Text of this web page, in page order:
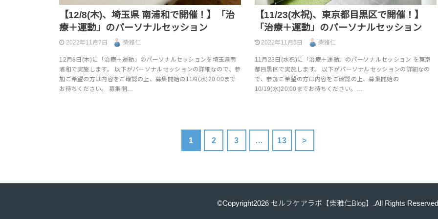
【12/8(木)、埼玉県 南浦和で開催！】「治
療＋運動」のパーソナルセッション
2022年11月7日 柴雅仁
12月8日(木)に「治療＋運動」のパーソナルセッションを埼玉県南
浦和で実施します。 以下がパーソナルセッションの詳細なので、参
加ご希望の方は内容をご確認の上、募集開始の11/9(水)20:00まで
お待ちください。 募集開…
【11/23(水祝)、東京都目黒区で開催！】
「治療＋運動」のパーソナルセッション
2022年11月5日 柴雅仁
11月23日(水祝)に「治療＋運動」のパーソナルセッション を東京
都目黒区で実施します。 以下がパーソナルセッションの詳細なの
で、参加ご希望の方は内容をご確認の上、募集開始の
10/19(水)20:00までお待ちください。…
1 2 3 … 13 >
©Copyright2026 セルフケアラボ【柴雅仁Blog】 .All Rights